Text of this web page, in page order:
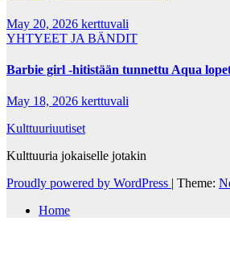
May 20, 2026 kerttuvali
YHTYEET JA BÄNDIT
Barbie girl -hitistään tunnettu Aqua
May 18, 2026 kerttuvali
Kulttuuriuutiset
Kulttuuria jokaiselle jotakin
Proudly powered by WordPress | Theme:
Home